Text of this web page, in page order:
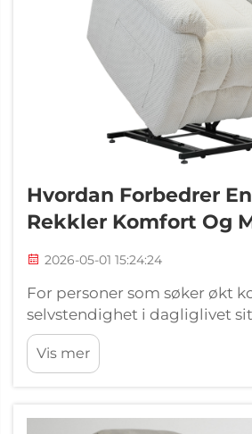
Hvordan Forbedrer
Rekkler Komfort Og
2026-05-01 15:24:24
For personer som søker økt
selvstendighet i dagliglivet
avgjørende å forstå hvordan
lensestol fungerer og gir
motsetning til tradisjonelle
Vis mer